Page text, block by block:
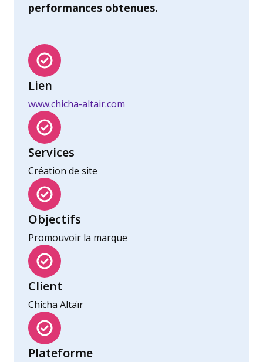
performances obtenues.
Lien
www.chicha-altair.com
Services
Création de site
Objectifs
Promouvoir la marque
Client
Chicha Altaïr
Plateforme